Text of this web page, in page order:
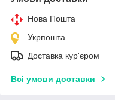
Нова Пошта
Укрпошта
Доставка кур'єром
Всі умови доставки